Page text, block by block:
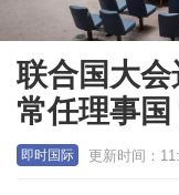
联合国大
常任理事
即时国际 更新时间：